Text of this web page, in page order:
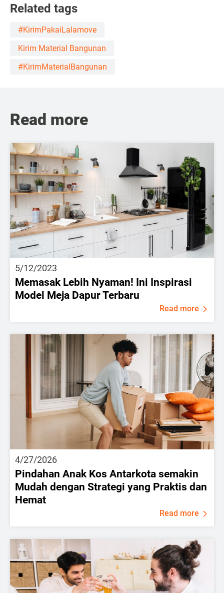
Related tags
#KirimPakaiLalamove
Kirim Material Bangunan
#KirimMaterialBangunan
Read more
5/12/2023
Memasak Lebih Nyaman! Ini Inspirasi
Model Meja Dapur Terbaru
Read more
4/27/2026
Pindahan Anak Kos Antarkota semakin
Mudah dengan Strategi yang Praktis dan
Hemat
Read more